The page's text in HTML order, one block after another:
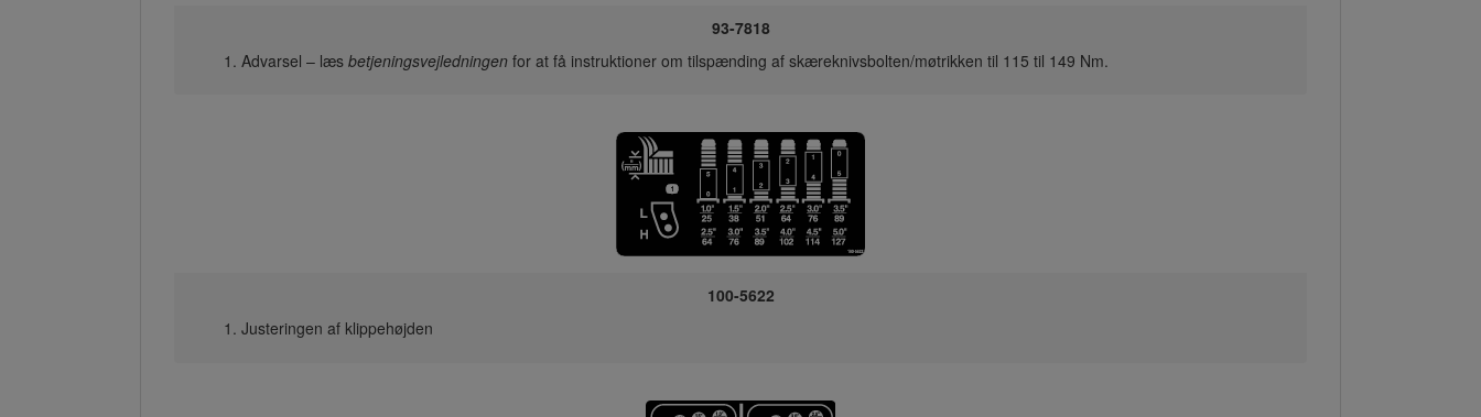
93-7818
Advarsel – læs betjeningsvejledningenfor at få instruktioner om tilspænding af skæreknivsbolten/møtrikken til 115 til 149 Nm.
100-5622
Justeringen af klippehøjden